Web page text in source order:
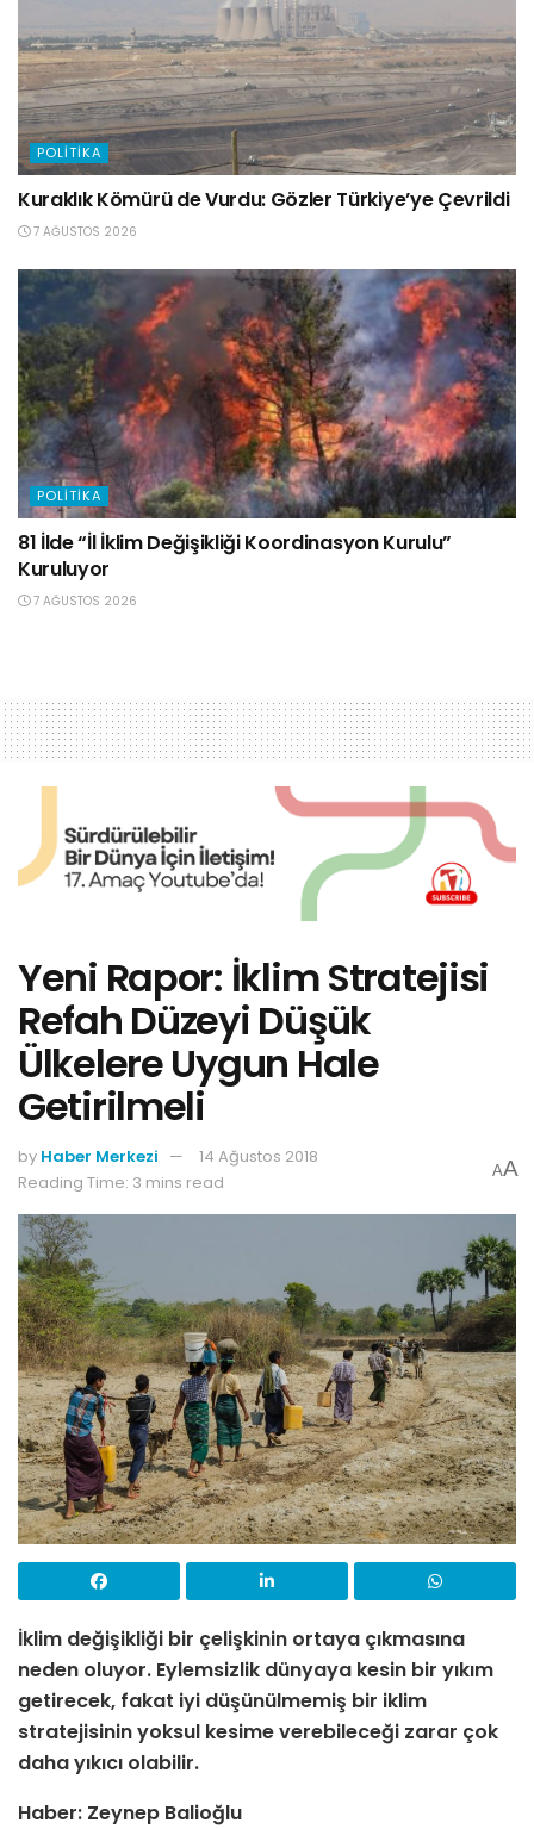
POLITIKA
Kuraklık Kömürü de Vurdu: Gözler Türkiye’ye Çevrildi
7 AĞUSTOS 2026
POLITIKA
81 İlde “İl İklim Değişikliği Koordinasyon Kurulu”
Kuruluyor
7 AĞUSTOS 2026
Yeni Rapor: İklim Stratejisi
Refah Düzeyi Düşük
Ülkelere Uygun Hale
Getirilmeli
by Haber Merkezi
14 Ağustos 2018
Reading Time: 3 mins read
AA
İklim değişikliği bir çelişkinin ortaya çıkmasına
neden oluyor. Eylemsizlik dünyaya kesin bir yıkım
getirecek, fakat iyi düşünülmemiş bir iklim
stratejisinin yoksul kesime verebileceği zarar çok
daha yıkıcı olabilir.
Haber: Zeynep Balioğlu